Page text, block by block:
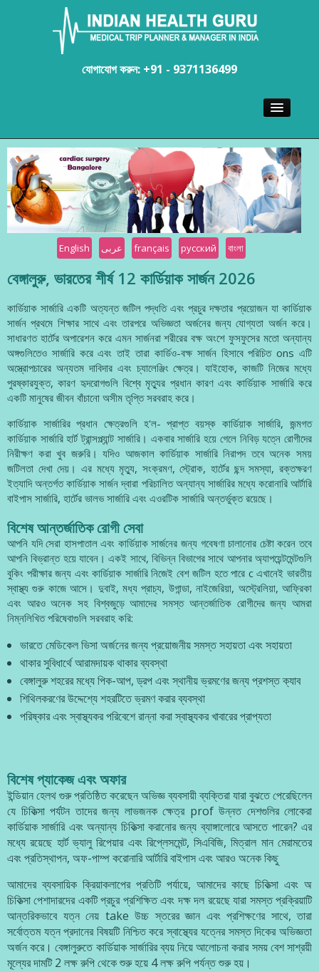
যোগাযোগ করুন: +91 - 9371136499
বাড়ি
শল্যবিদ
হাসপাতাল
ভ্রমণব্যবস্থা
English عربى français русский বাংলা
বেঙ্গালুরু, ভারতের শীর্ষ 12 কার্ডিয়াক সার্জন 2026
কার্ডিয়াক সার্জারি একটি অত্যন্ত জটিল পদ্ধতি এবং প্রচুর দক্ষতার প্রয়োজন যা কার্ডিয়াক
সার্জন প্রথমে শিক্ষার সাথে এবং তারপরে অভিজ্ঞতা অর্জনের জন্য যোগ্যতা অর্জন করে।
সাধারণত হার্টের অপারেশন করে এমন সার্জনরা শরীরের বক্ষ অংশে ফুসফুসের মতো অন্যান্য
অঙ্গগুলিতেও সার্জারি করে এবং তাই তারা কার্ডিও-বক্ষ সার্জন হিসাবে পরিচিত ons এটি
অস্ত্রোপচারের অন্যতম দাবিদার এবং চ্যালেঞ্জিং ক্ষেত্র। যাইহোক, কাজটি নিজের মধ্যে
পুরষ্কারযুক্ত, কারণ হৃদরোগগুলি বিশ্বে মৃত্যুর প্রধান কারণ এবং কার্ডিয়াক সার্জারি করে
একটি মানুষের জীবন বাঁচানো অসীম তৃপ্তি সরবরাহ করে।
কার্ডিয়াক সার্জারির প্রধান ক্ষেত্রগুলি হ'ল- প্রাপ্ত বয়স্ক কার্ডিয়াক সার্জারি, জন্মগত
কার্ডিয়াক সার্জারি হার্ট ট্রান্সপ্ল্যান্ট সার্জারি। একবার সার্জারি হয়ে গেলে নিবিড় যত্নে রোগীদের
নিরীক্ষণ করা খুব জরুরি। যদিও আজকাল কার্ডিয়াক সার্জারি নিরাপদ তবে অনেক সময়
জটিলতা দেখা দেয়। এর মধ্যে মৃত্যু, সংক্রমণ, স্ট্রোক, হার্টের ছন্দ সমস্যা, রক্তক্ষরণ
ইত্যাদি অন্তর্গত কার্ডিয়াক সার্জন দ্বারা পরিচালিত অন্যান্য সার্জারির মধ্যে করোনারি আর্টারি
বাইপাস সার্জারি, হার্টের ভালভ সার্জারি এবং এওরটিক সার্জারি অন্তর্ভুক্ত রয়েছে।
বিশেষ আন্তর্জাতিক রোগী সেবা
আপনি যদি সেরা হাসপাতাল এবং কার্ডিয়াক সার্জনের জন্য গবেষণা চালানোর চেষ্টা করেন তবে
আপনি বিভ্রান্ত হয়ে যাবেন। একই সাথে, বিভিন্ন বিভাগের সাথে আপনার অ্যাপয়েন্টমেন্টগুলি
বুকিং পরীক্ষার জন্য এবং কার্ডিয়াক সার্জারি নিজেই বেশ জটিল হতে পারে c এখানেই ভারতীয়
স্বাস্থ্য গুরু কাজে আসে। দুবাই, মধ্য প্রাচ্য, উগান্ডা, নাইজেরিয়া, অস্ট্রেলিয়া, আফ্রিকা
এবং আরও অনেক সহ বিশ্বজুড়ে আমাদের সমস্ত আন্তর্জাতিক রোগীদের জন্য আমরা
নিম্নলিখিত পরিষেবাগুলি সরবরাহ করি:
ভারতে মেডিকেল ভিসা অর্জনের জন্য প্রয়োজনীয় সমস্ত সহায়তা এবং সহায়তা
থাকার সুবিধার্থে আরামদায়ক থাকার ব্যবস্থা
বেঙ্গালুরু শহরের মধ্যে পিক-আপ, ড্রপ এবং স্থানীয় ভ্রমণের জন্য প্রশস্ত ক্যাব
শিথিলকরণের উদ্দেশ্যে শহরটিতে ভ্রমণ করার ব্যবস্থা
পরিষ্কার এবং স্বাস্থ্যকর পরিবেশে রান্না করা স্বাস্থ্যকর খাবারের প্রাপ্যতা
বিশেষ প্যাকেজ এবং অফার
ইন্ডিয়ান হেলথ গুরু প্রতিষ্ঠিত করেছেন অভিজ্ঞ ব্যবসায়ী ব্যক্তিরা যারা বুঝতে পেরেছিলেন
যে চিকিত্সা পর্যটন তাদের জন্য লাভজনক ক্ষেত্র prof উন্নত দেশগুলির লোকেরা
কার্ডিয়াক সার্জারি এবং অন্যান্য চিকিত্সা করানোর জন্য ব্যাঙ্গালোরে আসতে পারেন? এর
মধ্যে রয়েছে হার্ট ভ্যালু রিপেয়ার এবং রিপ্লেসমেন্ট, সিএবিজি, মিত্রাল মান মেরামতের
এবং প্রতিস্থাপন, অফ-পাম্প করোনারি আর্টারি বাইপাস এবং আরও অনেক কিছু
আমাদের ব্যবসায়িক ক্রিয়াকলাপের প্রতিটি পর্যায়ে, আমাদের কাছে চিকিত্সা এবং অ
চিকিত্সা পেশাদারদের একটি প্রচুর প্রশিক্ষিত এবং দক্ষ দল রয়েছে যারা সমস্ত প্রক্রিয়াটি
আন্তরিকভাবে যত্ন নেয় take উচ্চ স্তরের জ্ঞান এবং প্রশিক্ষণের সাথে, তারা
সর্বোত্তম যত্ন প্রদানের বিষয়টি নিশ্চিত করে স্বাস্থ্যের যত্নের সমস্ত দিকের অভিজ্ঞতা
অর্জন করে। বেঙ্গালুরুতে কার্ডিয়াক সার্জারির ব্যয় নিয়ে আলোচনা করার সময় বেশ সাশ্রয়ী
মূল্যের দামটি 2 লক্ষ রুপি থেকে শুরু হয়ে 4 লক্ষ রুপি পর্যন্ত শুরু হয়।